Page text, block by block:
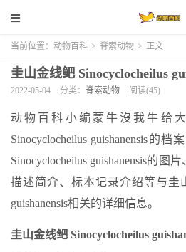
当前位置： 动物百科 > 脊索动物 > 正文
圭山金线鲃 Sinocyclocheilus
2022-05-04 分类： 脊索动物 阅读(45)
动物百科小编蒙牛沒我牛给
Sinocyclocheilus guishanensis的
Sinocyclocheilus guishanensis的图
描述简介、标本记录介绍等与圭
guishanensis相关的详细信息。
圭山金线鲃 Sinocyclocheilus